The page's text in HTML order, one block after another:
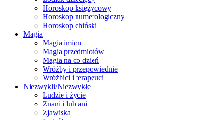
Horoskop księżycowy
Horoskop numerologiczny
Horoskop chiński
Magia
Magia imion
Magia przedmiotów
Magia na co dzień
Wróżby i przepowiednie
Wróżbici i terapeuci
Niezwykli/Niezwykłe
Ludzie i życie
Znani i lubiani
Zjawiska